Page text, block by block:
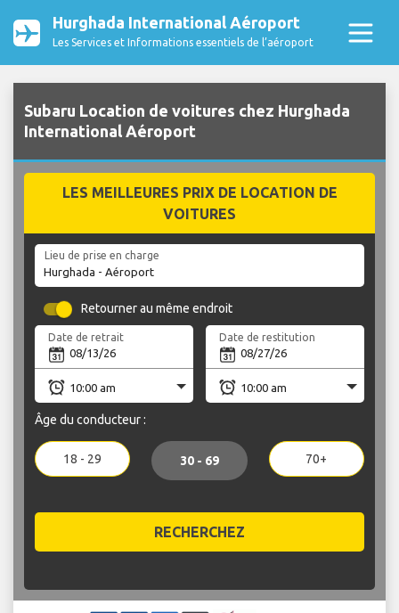
Hurghada International Aéroport
Les Services et Informations essentiels de l’aéroport
Subaru Location de voitures chez Hurghada
International Aéroport
LES MEILLEURES PRIX DE LOCATION DE
VOITURES
Lieu de prise en charge
Retourner au même endroit
Date de retrait Date de restitution
Âge du conducteur :
18 - 29 30 - 69 70+
RECHERCHEZ